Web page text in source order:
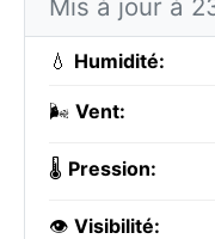
Mis à jour à
💧 Humidité:
🌬️ Vent:
🌡️ Pression:
👁️ Visibilité: